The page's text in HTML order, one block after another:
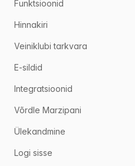
Funktsioonid
Hinnakiri
Veiniklubi tarkvara
E-sildid
Integratsioonid
Võrdle Marzipani
Ülekandmine
Logi sisse